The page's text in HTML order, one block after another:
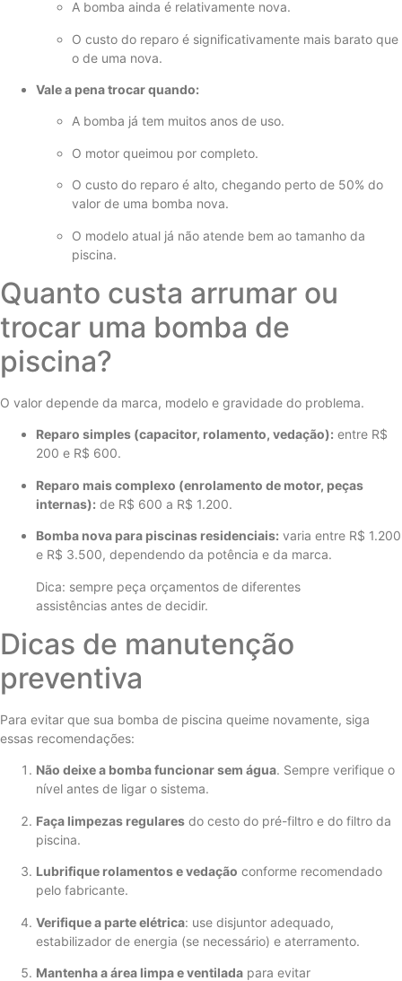
A bomba ainda é relativamente nova.
O custo do reparo é significativamente mais barato que
o de uma nova.
Vale a pena trocar quando:
A bomba já tem muitos anos de uso.
O motor queimou por completo.
O custo do reparo é alto, chegando perto de 50% do
valor de uma bomba nova.
O modelo atual já não atende bem ao tamanho da
piscina.
Quanto custa arrumar ou
trocar uma bomba de
piscina?
O valor depende da marca, modelo e gravidade do problema.
Reparo simples (capacitor, rolamento, vedação): entre R$
200 e R$ 600.
Reparo mais complexo (enrolamento de motor, peças
internas): de R$ 600 a R$ 1.200.
Bomba nova para piscinas residenciais: varia entre R$ 1.200
e R$ 3.500, dependendo da potência e da marca.
Dica: sempre peça orçamentos de diferentes
assistências antes de decidir.
Dicas de manutenção
preventiva
Para evitar que sua bomba de piscina queime novamente, siga
essas recomendações:
Não deixe a bomba funcionar sem água. Sempre verifique o
nível antes de ligar o sistema.
Faça limpezas regulares do cesto do pré-filtro e do filtro da
piscina.
Lubrifique rolamentos e vedação conforme recomendado
pelo fabricante.
Verifique a parte elétrica: use disjuntor adequado,
estabilizador de energia (se necessário) e aterramento.
Mantenha a área limpa e ventilada para evitar